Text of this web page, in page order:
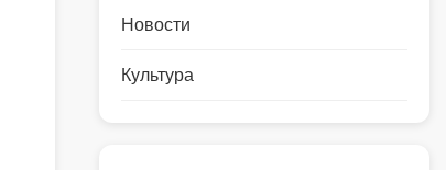
Новости
Культура